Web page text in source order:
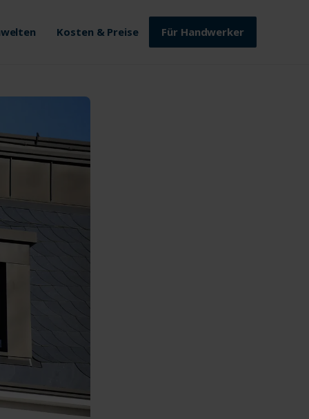
Kosten & Preise Für Handwerker